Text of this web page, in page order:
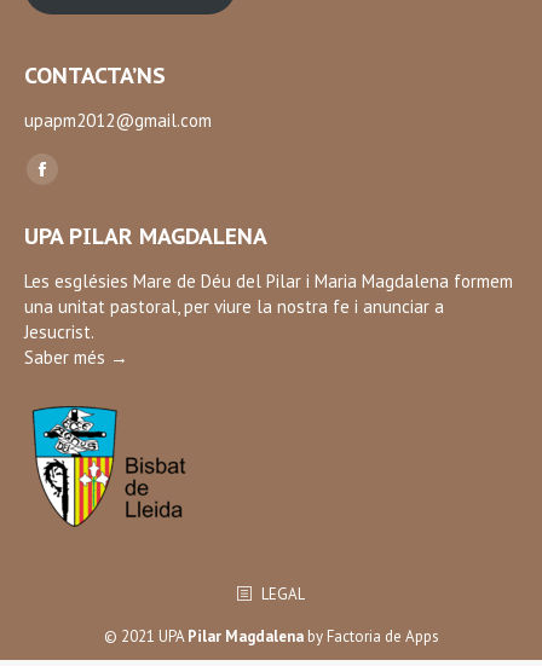
CONTACTA’NS
upapm2012@gmail.com
Find us on:
Facebook
opens
in
new
window
UPA PILAR MAGDALENA
Les esglésies Mare de Déu del Pilar i Maria Magdalena formem
una unitat pastoral, per viure la nostra fe i anunciar a
Jesucrist.
Saber més →
LEGAL
© 2021 UPAPilar Magdalenaby Factoria de Apps